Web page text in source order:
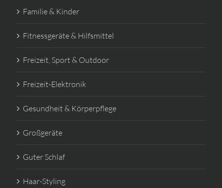
Familie & Kinder
Fitnessgeräte & Hilfsmittel
Freizeit, Sport & Outdoor
Freizeit-Elektronik
Gesundheit & Körperpflege
Großgeräte
Guter Schlaf
Haar-Styling